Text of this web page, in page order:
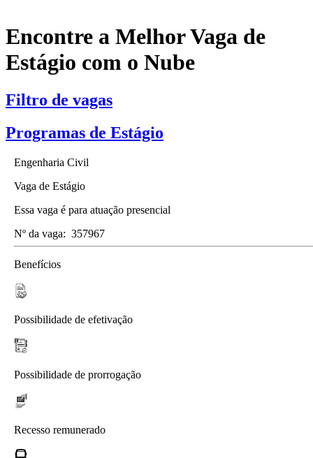
Encontre a Melhor Vaga de
Estágio com o Nube
Filtro de vagas
Programas de Estágio
Engenharia Civil
Vaga de Estágio
Essa vaga é para atuação presencial
Nº da vaga: 357967
Benefícios
Possibilidade de efetivação
Possibilidade de prorrogação
Recesso remunerado